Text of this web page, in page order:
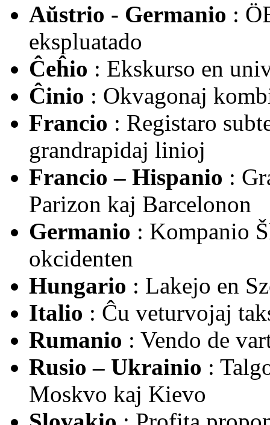
Aŭstrio - Germanio :
ekspluatado
Ĉeĥio : Ekskurso en
Ĉinio : Okvagonaj
Francio : Registaro
grandrapidaj linioj
Francio – Hispanio :
Parizon kaj Barcelonon
Germanio : Kompanio
okcidenten
Hungario : Lakejo en
Italio : Ĉu veturvojaj
Rumanio : Vendo de
Rusio – Ukrainio :
Moskvo kaj Kievo